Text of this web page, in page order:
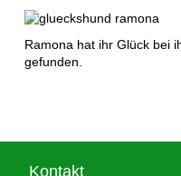
Ramona hat ihr Glück bei
gefunden.
Kontakt